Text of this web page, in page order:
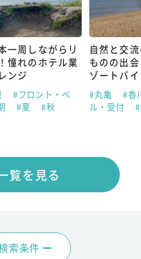
一周しながらリ
憧れのホテル業
ンジ
#フロント・ベ
#夏 #秋
自然と交
ものの出
ゾートバ
#丸亀
#香
ル・受付
覧を見る
索条件